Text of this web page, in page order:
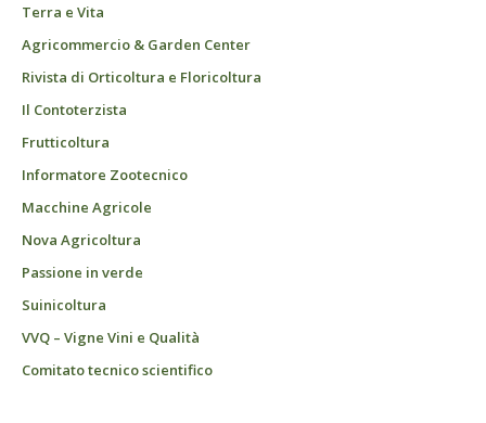
Terra e Vita
Agricommercio & Garden Center
Rivista di Orticoltura e Floricoltura
Il Contoterzista
Frutticoltura
Informatore Zootecnico
Macchine Agricole
Nova Agricoltura
Passione in verde
Suinicoltura
VVQ – Vigne Vini e Qualità
Comitato tecnico scientifico